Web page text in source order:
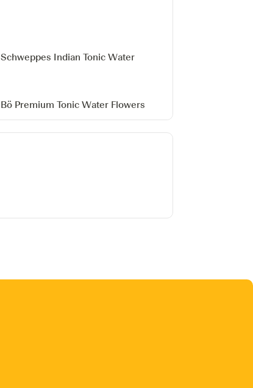
Schweppes Indian Tonic Water
Bö Premium Tonic Water Flowers